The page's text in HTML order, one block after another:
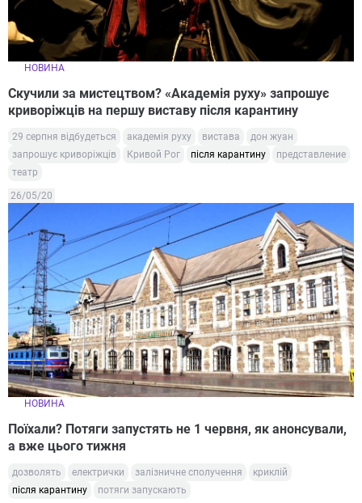
НОВИНА
Скучили за мистецтвом? «Академія руху» запрошує
криворіжців на першу виставу після карантину
29 серпня відбудеться академія руху вистава
дон жуан
запрошує криворіжців
Кривой Рог після карантину
представление
театр
26/05/20
НОВИНА
Поїхали? Потяги запустять не 1 червня, як анонсували,
а вже цього тижня
дозволять електрички залізничне сполучення
криклій
після карантину
потяги запускають